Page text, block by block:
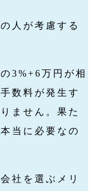
人が考慮する
3%+6万円が相
数料が発生す
ません。果た
当に必要なの
社を選ぶメリ